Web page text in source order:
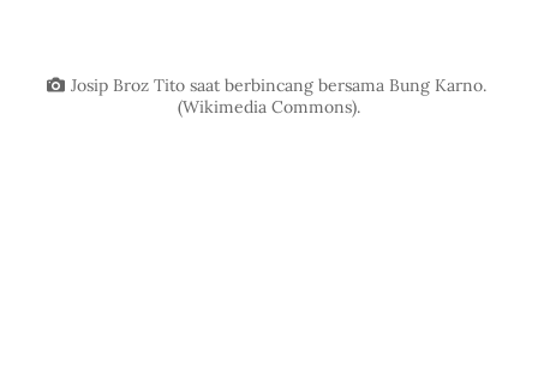
Josip Broz Tito saat berbincang bersama Bung Karno.
(Wikimedia Commons).